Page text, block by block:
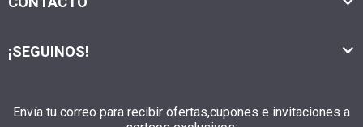
Envía tu correo para recibir ofertas,cupones e invitaciones a
¡SEGUINOS!